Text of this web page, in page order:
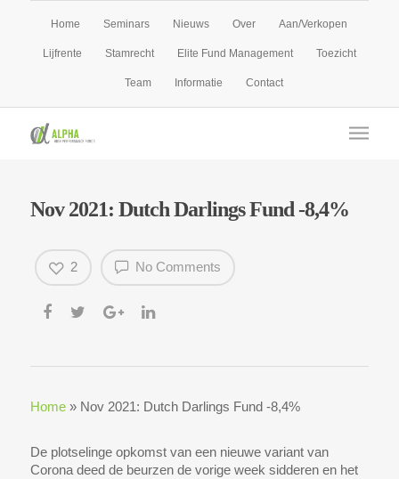
Home Seminars Nieuws Over Aan/Verkopen
Lijfrente Stamrecht Elite Fund Management Toezicht
Team Informatie Contact
Nov 2021: Dutch Darlings Fund -8,4%
No Comments
2
Home» Nov 2021: Dutch Darlings Fund -8,4%
De plotselinge opkomst van een nieuwe variant van
Corona deed de beurzen de vorige week sidderen en het